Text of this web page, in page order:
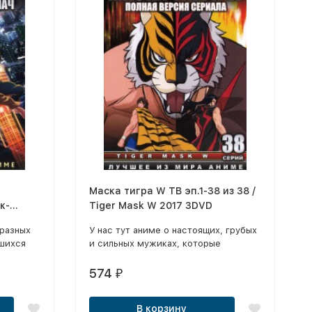
но
он
Маска тигра W ТВ эп.1-38 из 38 /
Tiger Mask W 2017 3DVD
​У нас тут аниме о настоящих, грубых
и сильных мужиках, которые
мстят на ринге, живут рингом и
пойдёт о реслинге.
574 ₽
В корзину